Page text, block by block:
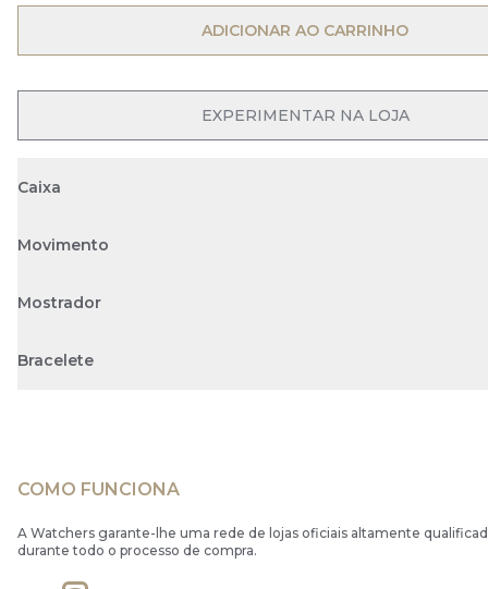
ADICIONAR AO CARRINHO
EXPERIMENTAR NA LOJA
Caixa
Movimento
Mostrador
Bracelete
COMO FUNCIONA
A Watchers garante-lhe uma rede de lojas oficiais altamente
durante todo o processo de compra.